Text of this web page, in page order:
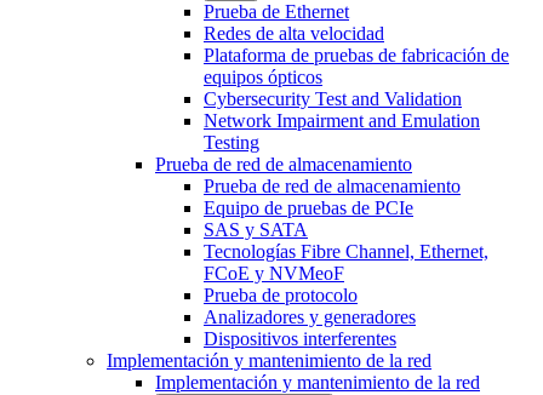
Prueba de Ethernet
Redes de alta velocidad
Plataforma de pruebas de fabricación de
equipos ópticos
Cybersecurity Test and Validation
Network Impairment and Emulation
Testing
Prueba de red de almacenamiento
Prueba de red de almacenamiento
Equipo de pruebas de PCIe
SAS y SATA
Tecnologías Fibre Channel, Ethernet,
FCoE y NVMeoF
Prueba de protocolo
Analizadores y generadores
Dispositivos interferentes
Implementación y mantenimiento de la red
Implementación y mantenimiento de la red